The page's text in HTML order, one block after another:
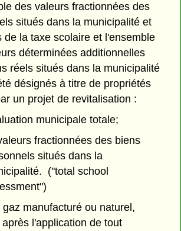
des valeurs fractionnées des
situés dans la municipalité et
de la taxe scolaire et l'ensemble
déterminées additionnelles
réels situés dans la municipalité
désignés à titre de propriétés
un projet de revitalisation :
municipale totale;
fractionnées des biens
situés dans la
("total school
manufacturé ou naturel,
l'application de tout